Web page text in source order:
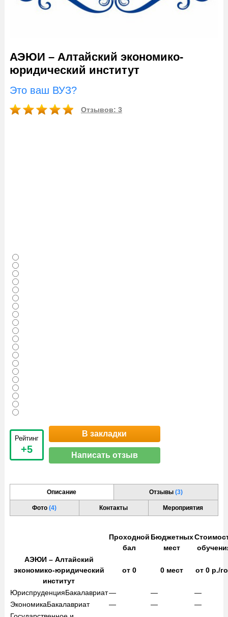
АЭЮИ – Алтайский экономико-
юридический институт
Это ваш ВУЗ?
Отзывов: 3
Рейтинг
+5
В закладки
Написать отзыв
Описание Отзывы (3)
Фото(4) Контакты Мероприятия
Проходной
бал
Бюджетных
мест
АЭЮИ – Алтайский
экономико-юридический
институт
от0 0 мест от 0 р./
ЮриспруденцияБакалавриат— —
—
ЭкономикаБакалавриат — —
—